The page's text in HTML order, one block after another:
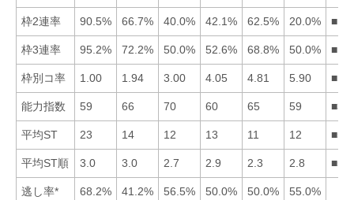
枠2連率 90.5% 66.7% 40.0% 42.1% 62.5% 20.0%
枠3連率 95.2% 72.2% 50.0% 52.6% 68.8% 50.0%
枠別コ率 1.00 1.94 3.00 4.05 4.81 5.90
能力指数 59 66 70 60 65 59
平均ST 23 14 12 13 11 12
平均ST順 3.0 3.0 2.7 2.9 2.3 2.8
逃し率* 68.2% 41.2% 56.5% 50.0% 50.0% 55.0%